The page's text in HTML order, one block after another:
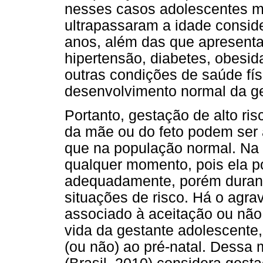
nesses casos adolescentes
ultrapassaram a idade
anos, além das que
hipertensão, diabetes,
outras condições de saúde
desenvolvimento normal da
Portanto, gestação de alto
da mãe ou do feto podem
que na população normal.
qualquer momento, pois ela
adequadamente, porém
situações de risco. Há o
associado à aceitação ou
vida da gestante
(ou não) ao pré-natal. Dessa